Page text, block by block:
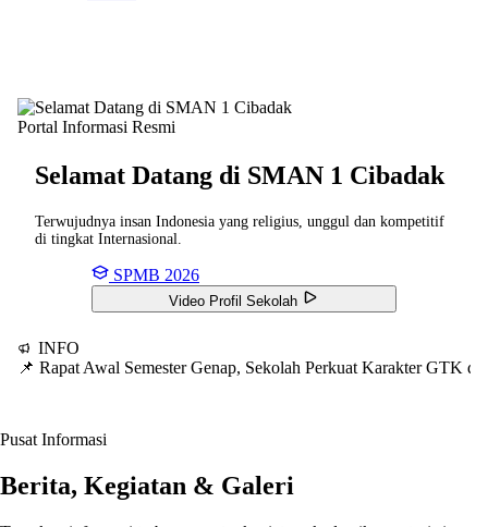
Portal Informasi Resmi
Selamat Datang di SMAN 1 Cibadak
Terwujudnya insan Indonesia yang religius, unggul dan kompetitif
di tingkat Internasional.
SPMB 2026
Video Profil Sekolah
INFO
📌 Rapat Awal Semester Genap, Sekolah Perkuat Karakter GTK
Pusat Informasi
Berita, Kegiatan & Galeri